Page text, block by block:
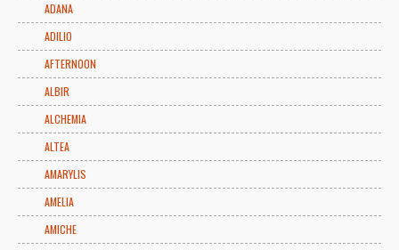
ADANA
ADILIO
AFTERNOON
ALBIR
ALCHEMIA
ALTEA
AMARYLIS
AMELIA
AMICHE